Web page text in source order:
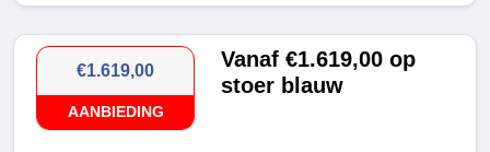
€1.619,00
AANBIEDING
Vanaf €1.619,00 op
stoer blauw